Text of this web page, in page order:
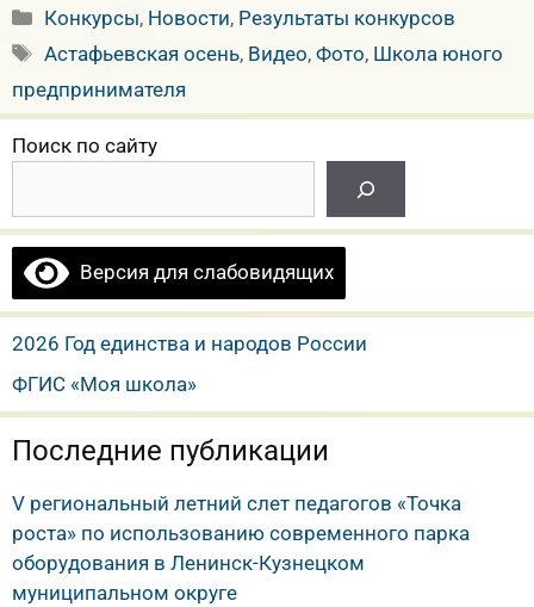
Рубрики
Конкурсы, Новости, Результаты конкурсов
Метки
Астафьевская осень, Видео,Фото, Школа юного
предпринимателя
Поиск по сайту
Версия для слабовидящих
2026 Год единства и народов России
ФГИС «Моя школа»
Последние публикации
V региональный летний слет педагогов «Точка
роста» по использованию современного парка
оборудования в Ленинск-Кузнецком
муниципальном округе